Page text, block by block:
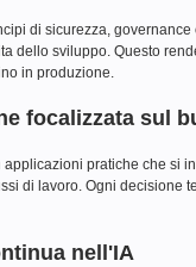
di sicurezza, governance
dello sviluppo. Questo
in produzione.
focalizzata sul
applicazioni pratiche che si
di lavoro. Ogni decisione
nell'IA